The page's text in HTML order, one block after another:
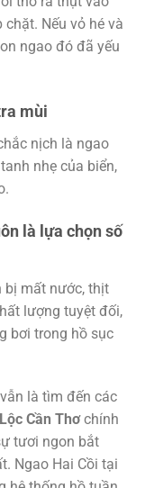
Nếu vỏ hé và
ngao đó đã yếu
mùi
nịch là ngao
nhẹ của biển,
là lựa chọn số
bị mất nước, thịt
lượng tuyệt đối,
bơi trong hồ sục
là tìm đến các
Cần Thơchính
tươi ngon bắt
Ngao Hai Cồi tại